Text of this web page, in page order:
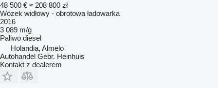
48 500 € ≈ 208 800 zł
Wózek widłowy - obrotowa ładowarka
2016
3 089 m/g
Paliwo diesel
Holandia, Almelo
Autohandel Gebr. Heinhuis
Kontakt z dealerem